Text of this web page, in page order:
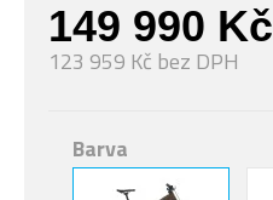
149 990 Kč
123 959 Kč bez DPH
Barva